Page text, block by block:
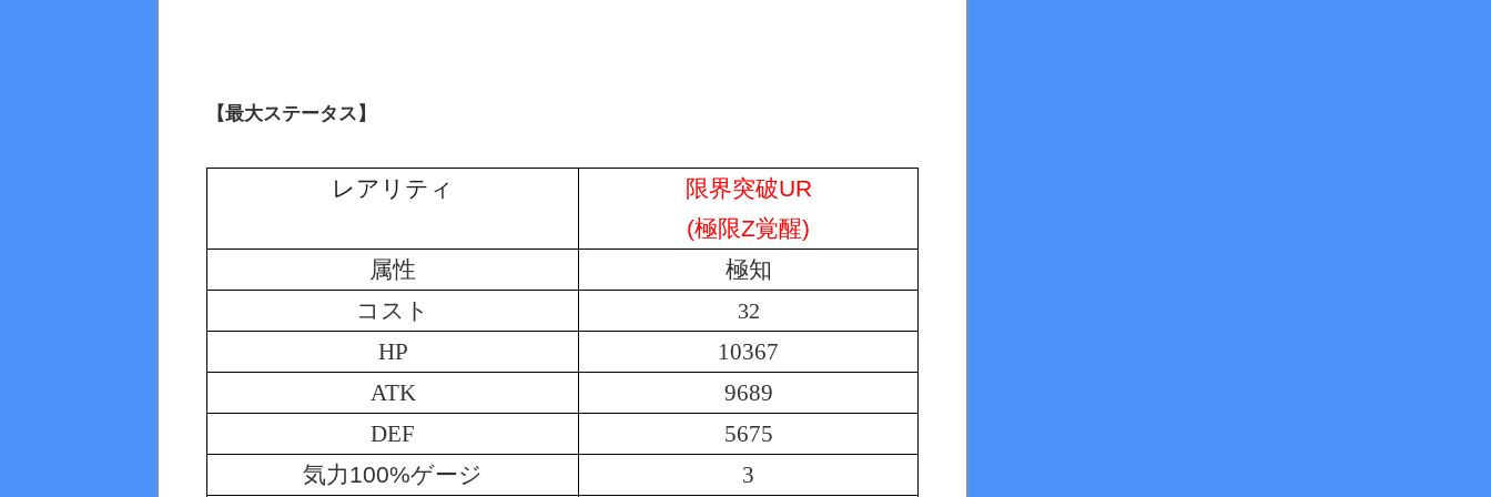
【最大ステータス】
レアリティ
限界突破UR
(極限Z覚醒)
属性
極知
コスト
32
HP
10367
ATK
9689
DEF
5675
気力100%ゲージ
3